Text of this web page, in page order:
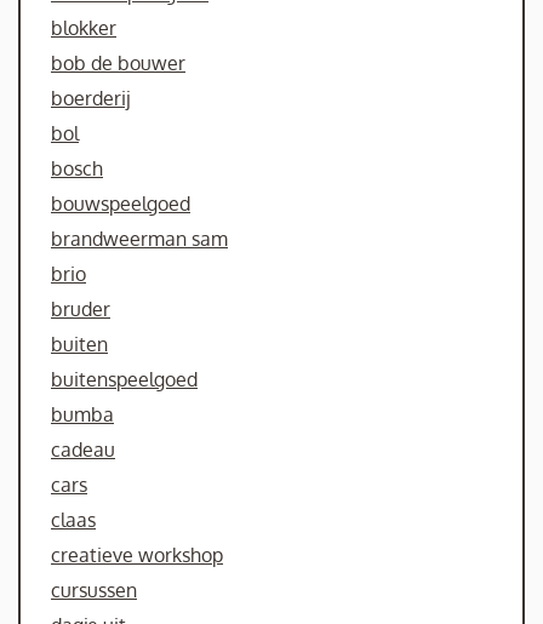
blokker
bob de bouwer
boerderij
bol
bosch
bouwspeelgoed
brandweerman sam
brio
bruder
buiten
buitenspeelgoed
bumba
cadeau
cars
claas
creatieve workshop
cursussen